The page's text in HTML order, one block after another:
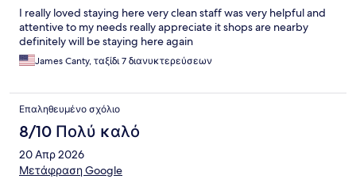
I really loved staying here very clean staff was very helpful and
attentive to my needs really appreciate it shops are nearby
definitely will be staying here again
James Canty, ταξίδι 7 διανυκτερεύσεων
Επαληθευμένο σχόλιο
8/10 Πολύ καλό
20 Απρ 2026
Μετάφραση Google